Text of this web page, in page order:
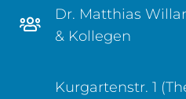
Dr. Matthias
& Kollegen
Kurgartenstr. 1